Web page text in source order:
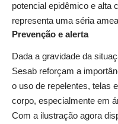
potencial epidêmico e alta
representa uma séria
Prevenção e alerta
Dada a gravidade da
Sesab reforçam a
o uso de repelentes, telas
corpo, especialmente em
Com a ilustração agora